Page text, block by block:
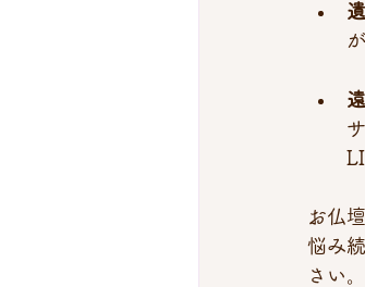
お仏
悩み
さい。